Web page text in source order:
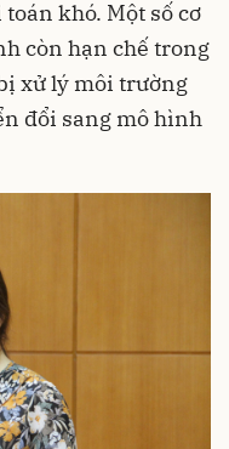
khó. Một số cơ
còn hạn chế trong
xử lý môi trường
đổi sang mô hình